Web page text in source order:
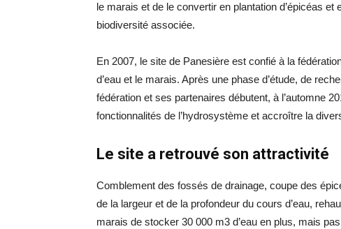
le marais et de le convertir en plantation d’épicéas
biodiversité associée.
En 2007, le site de Panesière est confié à la
d’eau et le marais. Après une phase d’étude, de
fédération et ses partenaires débutent, à l’automne
fonctionnalités de l’hydrosystème et accroître la
Le site a retrouvé son attractivité
Comblement des fossés de drainage, coupe des
de la largeur et de la profondeur du cours d’eau,
marais de stocker 30 000 m3 d’eau en plus, mais